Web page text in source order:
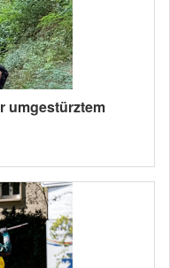
umgestürztem